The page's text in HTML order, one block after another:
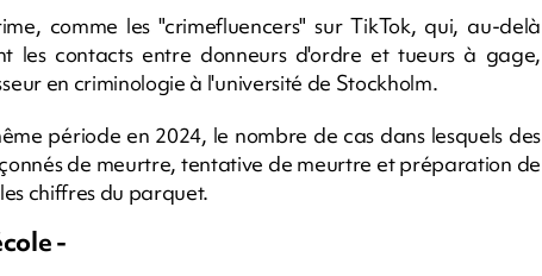
comme les "crimefluencers" sur TikTok, qui, au-delà
les contacts entre donneurs d'ordre et tueurs à gage,
en criminologie à l'université de Stockholm.
période en 2024, le nombre de cas dans lesquels des
de meurtre, tentative de meurtre et préparation de
chiffres du parquet.
-